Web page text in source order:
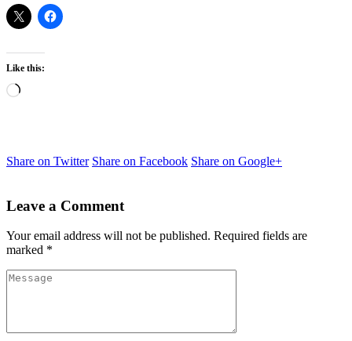
Like this:
Loading…
Share on Twitter Share on Facebook Share on Google+
Leave a Comment
Your email address will not be published. Required fields are
marked *